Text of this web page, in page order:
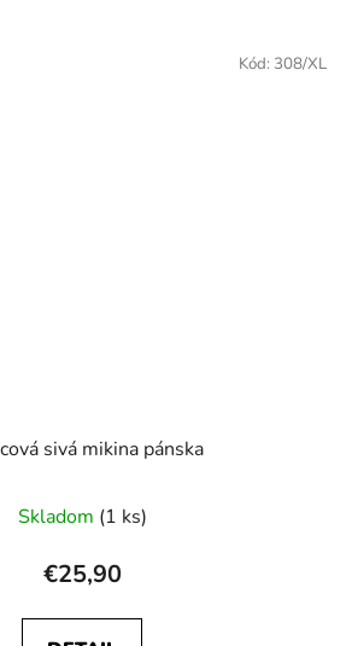
sivá mikina pánska
Skladom (1 ks)
€25,90
Kód: 308/XL